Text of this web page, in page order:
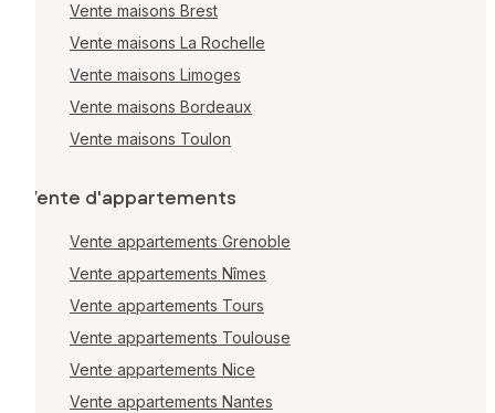
Vente maisons Brest
Vente maisons La Rochelle
Vente maisons Limoges
Vente maisons Bordeaux
Vente maisons Toulon
Vente d'appartements
Vente appartements Grenoble
Vente appartements Nîmes
Vente appartements Tours
Vente appartements Toulouse
Vente appartements Nice
Vente appartements Nantes